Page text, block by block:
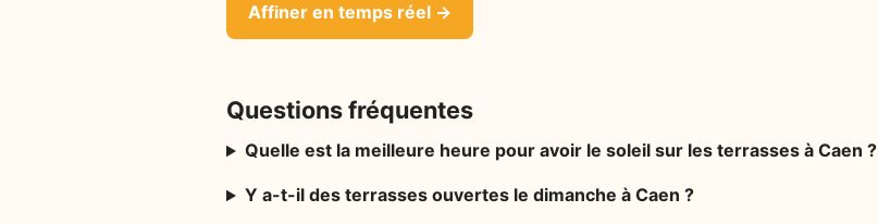
Affiner en temps réel →
Questions fréquentes
Quelle est la meilleure heure pour avoir le soleil sur les terrasses à Caen ?
Y a-t-il des terrasses ouvertes le dimanche à Caen ?